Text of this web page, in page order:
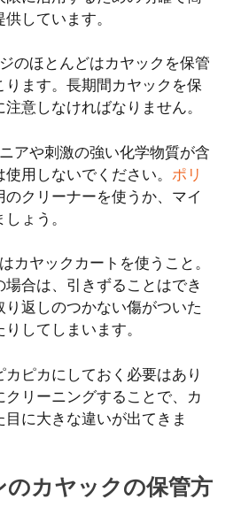
しています。
のほとんどはカヤックを保管
ります。長期間カヤックを保
意しなければなりません。
アや刺激の強い化学物質が含
用しないでください。 ポリ
のクリーナーを使うか、マイ
ょう。
カヤックカートを使うこと。
合は、引きずることはでき
り返しのつかない傷がついた
してしまいます。
カピカにしておく必要はあり
クリーニングすることで、カ
に大きな違いが出てきま
のカヤックの保管方